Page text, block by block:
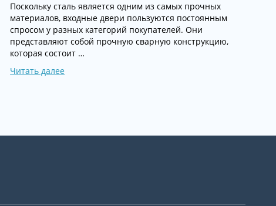
Поскольку сталь является одним из самых прочных
материалов, входные двери пользуются постоянным
спросом у разных категорий покупателей. Они
представляют собой прочную сварную конструкцию,
которая состоит …
Читать далее